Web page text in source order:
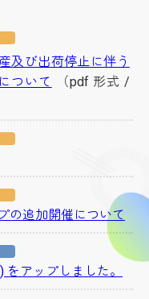
及び出荷停止に伴う
ついて（pdf 形式 /
の追加開催について
をアップしました。